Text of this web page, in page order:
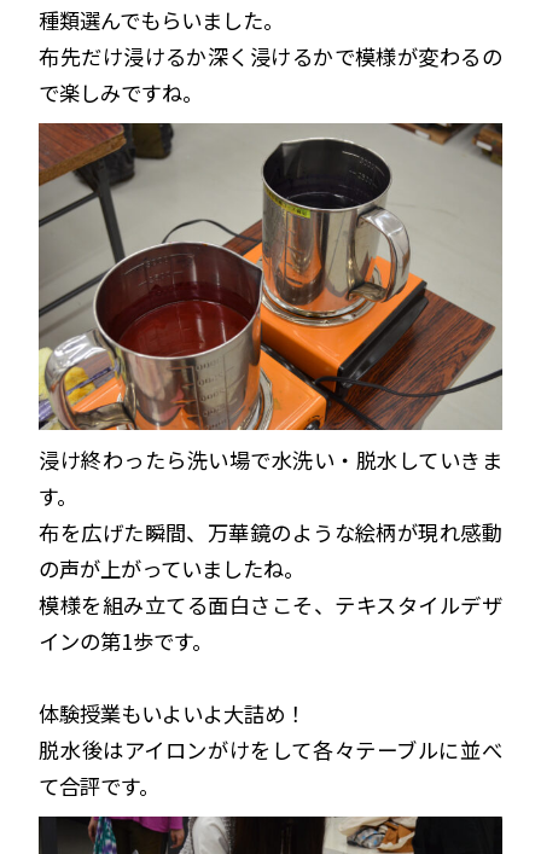
種類選んでもらいました。
布先だけ浸けるか深く浸けるかで模様が変わるの
で楽しみですね。
浸け終わったら洗い場で水洗い・脱水していきま
す。
布を広げた瞬間、万華鏡のような絵柄が現れ感動
の声が上がっていましたね。
模様を組み立てる面白さこそ、テキスタイルデザ
インの第1歩です。
体験授業もいよいよ大詰め！
脱水後はアイロンがけをして各々テーブルに並べ
て合評です。